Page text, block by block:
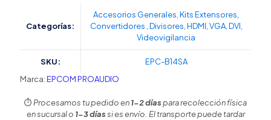
Entrada
(Simultaneas)
| 4K@60Hz
Extractor
de
Categorías:
Accesorios Generales Kits Extensores,
Convertidores , Divisores, HDMI, VGA, DVI
Videovigilancia
SKU:
EPC-B14SA
Marca:EPCOM PROAUDIO
⏱️Procesamos tu pedido en1-2 díaspara recolección física
en sucursal o 1-3 díassi es envío. El transporte puede tardar